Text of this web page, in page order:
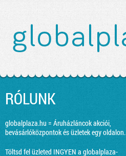
RÓLUNK
globalplaza.hu = Áruházláncok akciói,
bevásárlóközpontok és üzletek egy oldalon.
Töltsd fel üzleted INGYEN a globalplaza-